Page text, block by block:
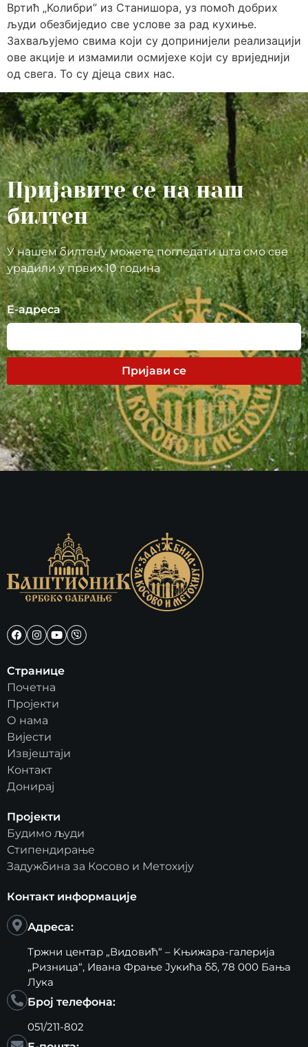
Вртић „Колибри” из Станишора, уз помоћ добрих
људи обезбиједио све услове за рад кухиње.
Захваљујемо свима који су допринијели реализацији
ове акције и измамили осмијехе који су вриједнији
од свега. То су дјеца свих нас.
Пријавите се на наш
билтен
У нашем билтену можете погледати шта смо све
урадили у првих 10 година
Е-адреса
Пријави се
Странице
Почетна
Пројекти
О нама
Вијести
Извјештаји
Контакт
Донирај
Пројекти
Будимо људи
Стипендирање
Задужбина за Косово и Метохију
Контакт информације
Адреса:
Тржни центар „Видовић“ – Kњижара-галерија
„Ризница“, Ивана Фрање Јукића бб, 78 000 Бања
Лука
Број телефона:
051/211-802